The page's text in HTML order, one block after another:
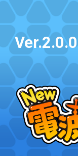
Skip to main content
Ver.2